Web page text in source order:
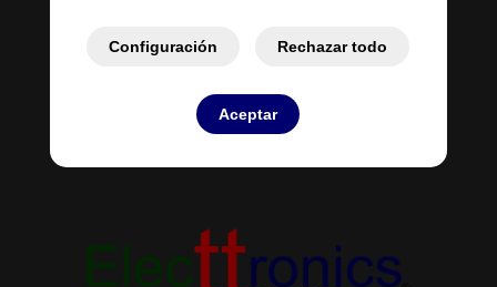
Configuración Rechazar todo
Aceptar
Servicios
Mis Pedidos
Mis Presupuestos